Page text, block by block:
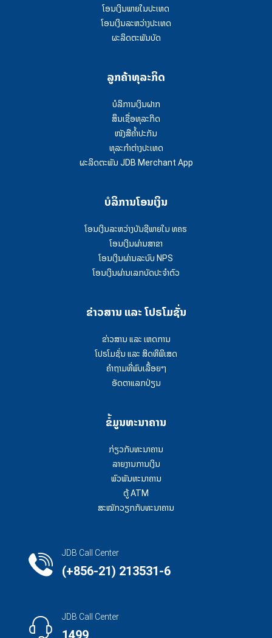
ໂອນເງິນພາຍໃນປະເທດ
ໂອນເງິນລະຫວ່າງປະເທດ
ຜະລິດຕະພັນບັດ
ລູກຄ້າທຸລະກິດ
ບໍລິການເງິນຝາກ
ສຶນເຊື່ອທຸລະກິດ
ໜັງສືຄໍ້າປະກັນ
ທຸລະກຳຕ່າງປະເທດ
ຜະລິດຕະພັນ JDB Merchant App
ບໍລິການໂອນເງິນ
ໂອນເງິນລະຫວ່າງບັນຊີພາຍໃນ ທຄຮ
ໂອນເງິນຜ່ານສາຂາ
ໂອນເງິນຜ່ານລະບົບ NPS
ໂອນເງິນຜ່ານເລກບັດປະຈຳຕົວ
ຂ່າວສານ ແລະ ໂປຣໂມຊັ່ນ
ຂ່າວສານ ແລະ ເຫດການ
ໂປຣໂມຊັ່ນ ແລະ ສິດທິພິເສດ
ຄໍາຖາມທີ່ພົບເລື້ອຍໆ
ອັດຕາແລກປ່ຽນ
ຂໍ້ມູນທະນາຄານ
ກ່ຽວກັບທະນາຄານ
ລາຍງານການເງິນ
ພົວພັນທະນາຄານ
ຕູ້ ATM
ສະໝັກວຽກກັບທະນາຄານ
JDB Call Center
(+856-21) 213531-6
JDB Call Center